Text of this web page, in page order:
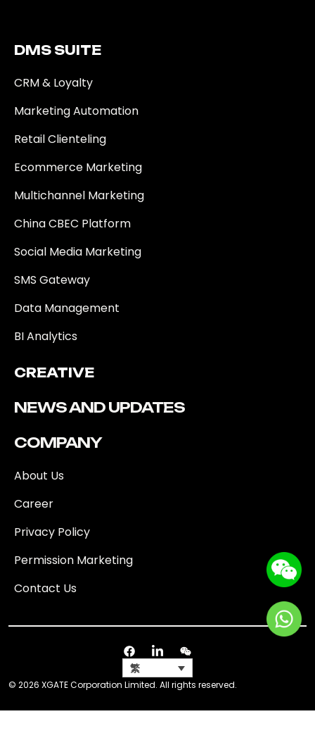
DMS SUITE​
CRM & Loyalty
Marketing Automation
Retail Clienteling
Ecommerce Marketing
Multichannel Marketing
China CBEC Platform
Social Media Marketing
SMS Gateway
Data Management
BI Analytics
CREATIVE
NEWS AND UPDATES
COMPANY
About Us
Career
Privacy Policy
Permission Marketing
Contact Us
© 2026 XGATE Corporation Limited. All rights reserved.
繁